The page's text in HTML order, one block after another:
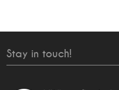
Stay in touch!